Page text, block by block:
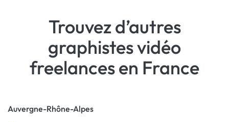
Trouvez d’autres
graphistes vidéo
freelances en France
Auvergne-Rhône-Alpes